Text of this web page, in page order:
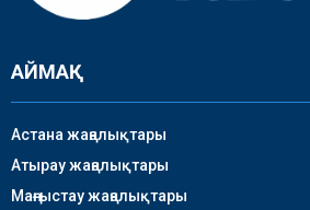
АЙМАҚ
Астана жаңалықтары
Атырау жаңалықтары
Маңғыстау жаңалықтары